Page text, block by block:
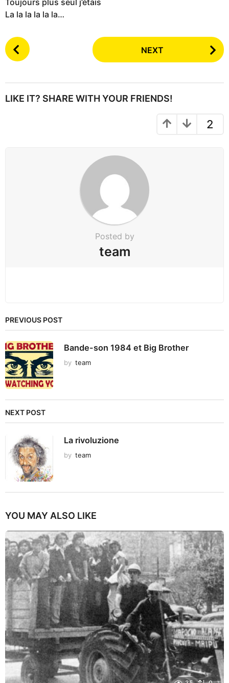
La la la la la la…
P
o
P
NEXT
LIKE IT? SHARE WITH YOUR FRIENDS!
2
Posted by
team
PREVIOUS POST
Bande-son 1984 et Big Brother
by team
NEXT POST
La rivoluzione
by team
YOU MAY ALSO LIKE